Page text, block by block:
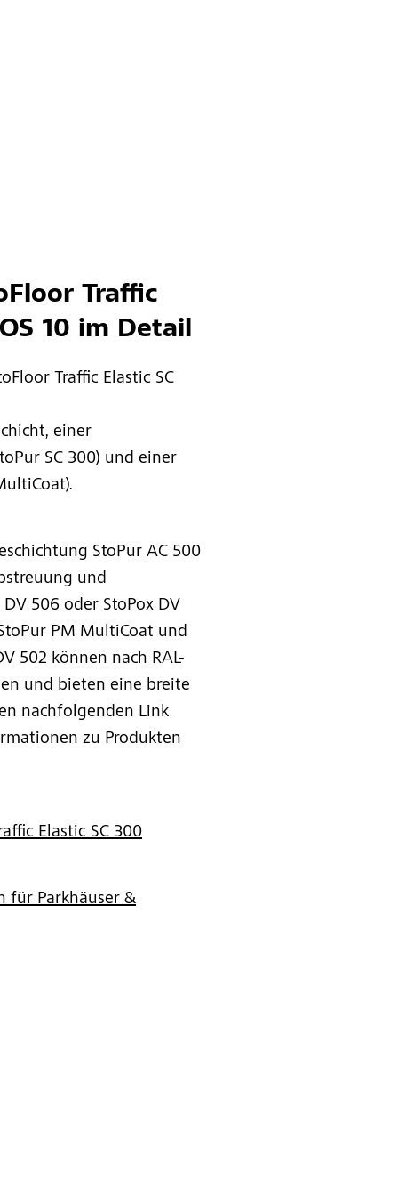
Traffic
10 im Detail
Traffic Elastic SC
einer
SC 300) und einer
StoPur AC 500
und
506 oder StoPox DV
PM MultiCoat und
502 können nach RAL-
und bieten eine breite
nachfolgenden Link
zu Produkten
Elastic SC 300
für Parkhäuser &